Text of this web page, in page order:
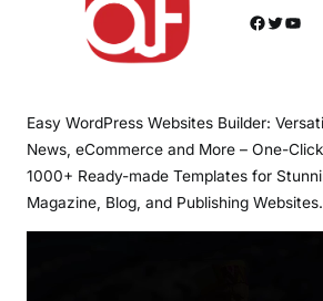
Facebook Twitter YouTube
Easy WordPress Websites Builder:
News, eCommerce and More – One-
1000+ Ready-made Templates for
Magazine, Blog, and Publishing Websites.